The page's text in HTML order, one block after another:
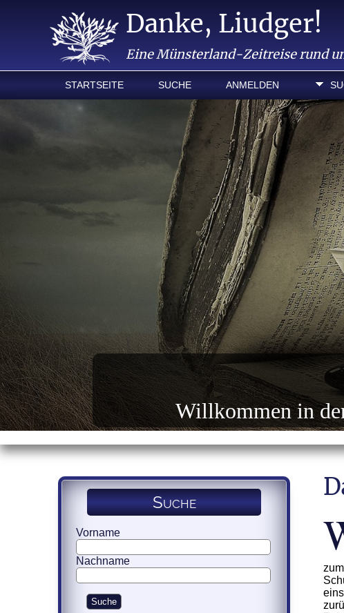
Danke, Liudger!
Eine Münsterland-Zeitreise rund
STARTSEITE SUCHE ANMELDEN
Willkommen in
Suche
Vorname
Nachname